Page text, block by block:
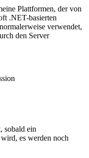
Plattformen, der von
.NET-basierten
verwendet,
den Server
sobald ein
es werden noch